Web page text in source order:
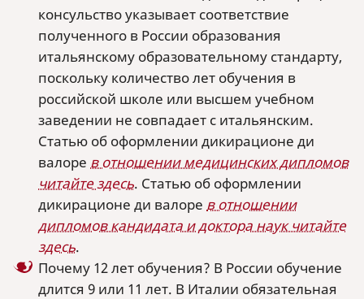
консульство указывает соответствие
полученного в России образования
итальянскому образовательному стандарту,
поскольку количество лет обучения в
российской школе или высшем учебном
заведении не совпадает с итальянским.
Статью об оформлении дикирационе ди
валоре в отношении медицинских дипломов
читайте здесь. Статью об оформлении
дикирационе ди валоре в отношении
дипломов кандидата и доктора наук читайте
здесь.
Почему 12 лет обучения? В России обучение
длится 9 или 11 лет. В Италии обязательная